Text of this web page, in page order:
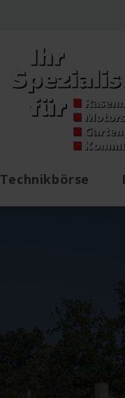
Technikbörse